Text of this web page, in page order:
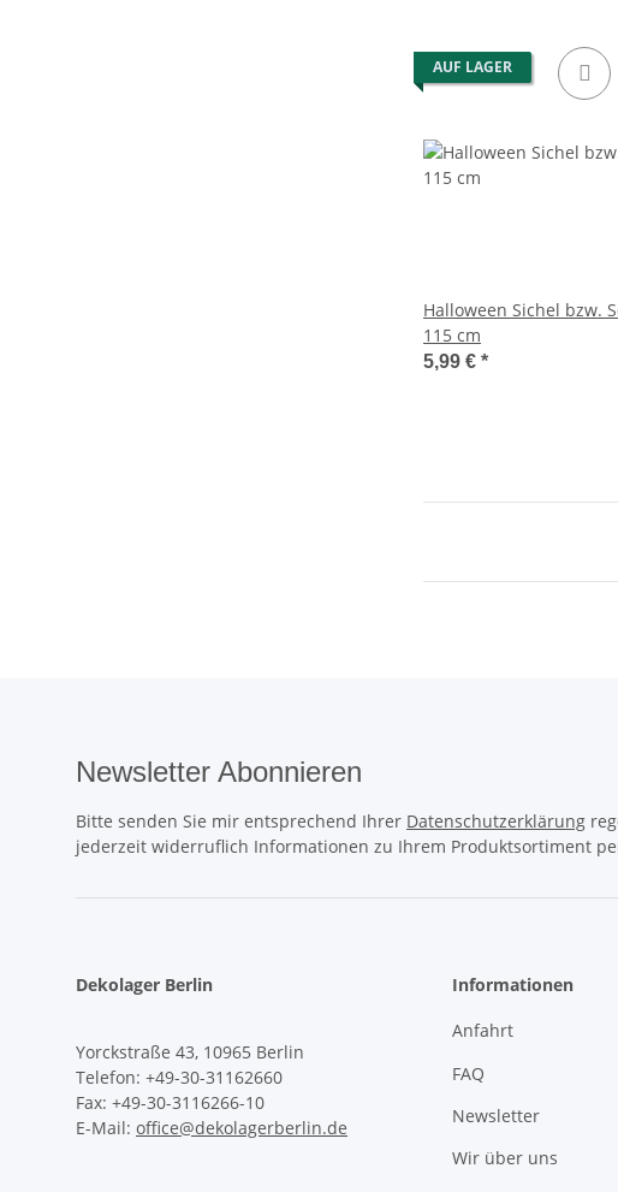
AUF LAGER
Halloween Sichel bzw.
115 cm
5,99 € *
Newsletter Abonnieren
Bitte senden Sie mir entsprechend Ihrer Datenschutzerklärung
jederzeit widerruflich Informationen zu Ihrem Produktsortiment
Dekolager Berlin
Yorckstraße 43, 10965 Berlin
Telefon: +49-30-31162660
Fax: +49-30-3116266-10
E-Mail: office@dekolagerberlin.de
Informationen
Anfahrt
FAQ
Newsletter
Wir über uns